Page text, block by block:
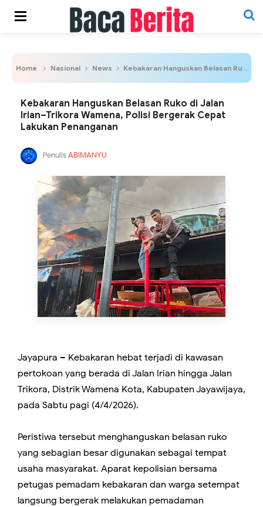
Home Nasional News Kebakaran Hanguskan Belasan Ruko di Jalan Irian–Trikora Wamena, Polisi Bergerak Cepat Lakukan Penanganan
Kebakaran Hanguskan Belasan Ruko di Jalan
Irian–Trikora Wamena, Polisi Bergerak Cepat
Lakukan Penanganan
PenulisABIMANYU
Jayapura – Kebakaran hebat terjadi di kawasan
pertokoan yang berada di Jalan Irian hingga Jalan
Trikora, Distrik Wamena Kota, Kabupaten Jayawijaya,
pada Sabtu pagi (4/4/2026).
Peristiwa tersebut menghanguskan belasan ruko
yang sebagian besar digunakan sebagai tempat
usaha masyarakat. Aparat kepolisian bersama
petugas pemadam kebakaran dan warga setempat
langsung bergerak melakukan pemadaman